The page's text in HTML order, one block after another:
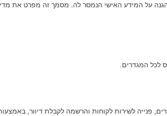
על המידע האישי הנמסר לה. מסמך זה מפרט את
לכל המגדרים.
פנייה לשירות לקוחות והרשמה לקבלת דיוור,